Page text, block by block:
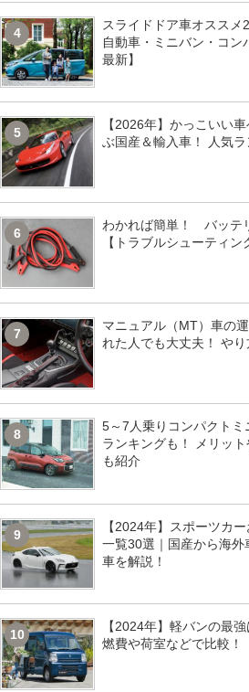
4
スライドドア車オスス
自動車・ミニバン・コ
最新】
5
【2026年】かっこいい
ぶ国産＆輸入車！ 人気ラ
6
わかれば簡単！ バッテ
【トラブルシューティン
7
マニュアル（MT）車の
れた人でも大丈夫！ や
8
5～7人乗りコンパクト
ランキングも！ メリッ
も紹介
9
【2024年】スポーツカ
一覧30選｜国産から海
車を解説！
10
【2024年】軽バンの最
燃費や荷室などで比較！